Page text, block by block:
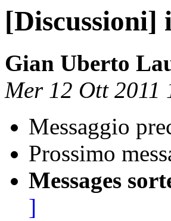
[Discussioni]
Gian Uberto
Mer 12 Ott 2011
Messaggio
Prossimo
Messages
]